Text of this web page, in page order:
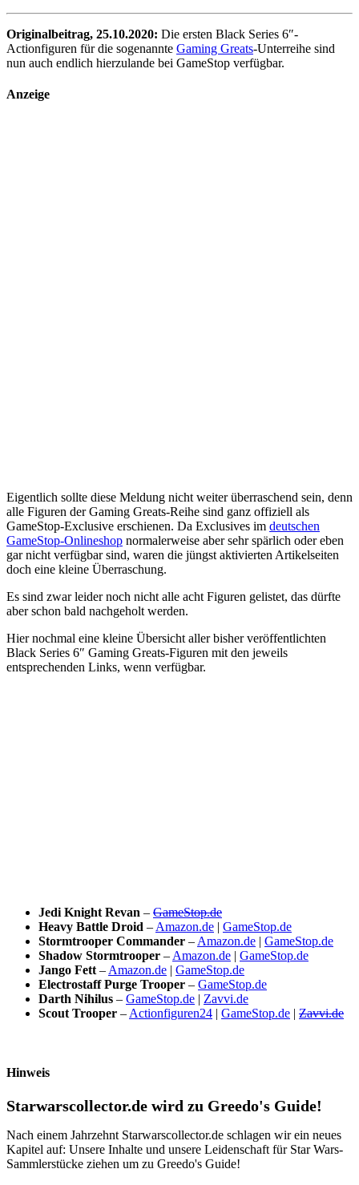
Originalbeitrag, 25.10.2020: Die ersten Black Series 6″-
Actionfiguren für die sogenannte Gaming Greats-Unterreihe sind
nun auch endlich hierzulande bei GameStop verfügbar.
Anzeige
Eigentlich sollte diese Meldung nicht weiter überraschend sein, denn
alle Figuren der Gaming Greats-Reihe sind ganz offiziell als
GameStop-Exclusive erschienen. Da Exclusives im deutschen
GameStop-Onlineshop normalerweise aber sehr spärlich oder eben
gar nicht verfügbar sind, waren die jüngst aktivierten Artikelseiten
doch eine kleine Überraschung.
Es sind zwar leider noch nicht alle acht Figuren gelistet, das dürfte
aber schon bald nachgeholt werden.
Hier nochmal eine kleine Übersicht aller bisher veröffentlichten
Black Series 6″ Gaming Greats-Figuren mit den jeweils
entsprechenden Links, wenn verfügbar.
Jedi Knight Revan – GameStop.de
Heavy Battle Droid – Amazon.de | GameStop.de
Stormtrooper Commander – Amazon.de | GameStop.de
Shadow Stormtrooper – Amazon.de | GameStop.de
Jango Fett – Amazon.de | GameStop.de
Electrostaff Purge Trooper – GameStop.de
Darth Nihilus – GameStop.de | Zavvi.de
Scout Trooper – Actionfiguren24 | GameStop.de | Zavvi.de
Hinweis
Starwarscollector.de wird zu Greedo's Guide!
Nach einem Jahrzehnt Starwarscollector.de schlagen wir ein neues
Kapitel auf: Unsere Inhalte und unsere Leidenschaft für Star Wars-
Sammlerstücke ziehen um zu Greedo's Guide!